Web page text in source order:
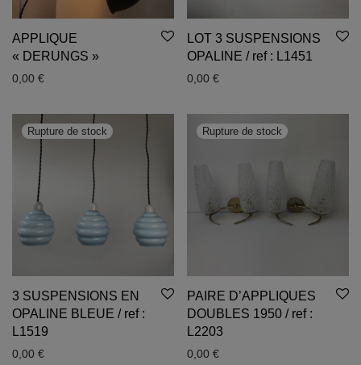
APPLIQUE
« DERUNGS »
0,00 €
LOT 3 SUSPENSIONS
OPALINE / ref : L1451
0,00 €
3 SUSPENSIONS EN
OPALINE BLEUE / ref :
L1519
0,00 €
PAIRE D’APPLIQUES
DOUBLES 1950 / ref :
L2203
0,00 €